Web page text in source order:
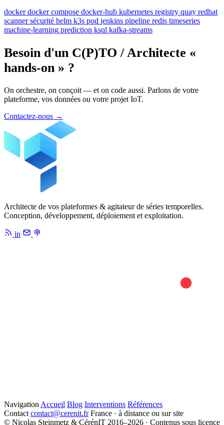
docker docker compose docker-hub kubernetes registry quay redhat
scanner sécurité helm k3s pod jenkins pipeline redis timeseries
machine-learning prediction ksql kafka-streams
Besoin d'un C(P)TO / Architecte «
hands-on » ?
On orchestre, on conçoit — et on code aussi. Parlons de votre
plateforme, vos données ou votre projet IoT.
Contactez-nous →
Architecte de vos plateformes & agitateur de séries temporelles.
Conception, développement, déploiement et exploitation.
in
Navigation Accueil Blog Interventions Références
Contact contact@cerenit.fr France · à distance ou sur site
© Nicolas Steinmetz & CérénIT 2016–2026 · Contenus sous licence